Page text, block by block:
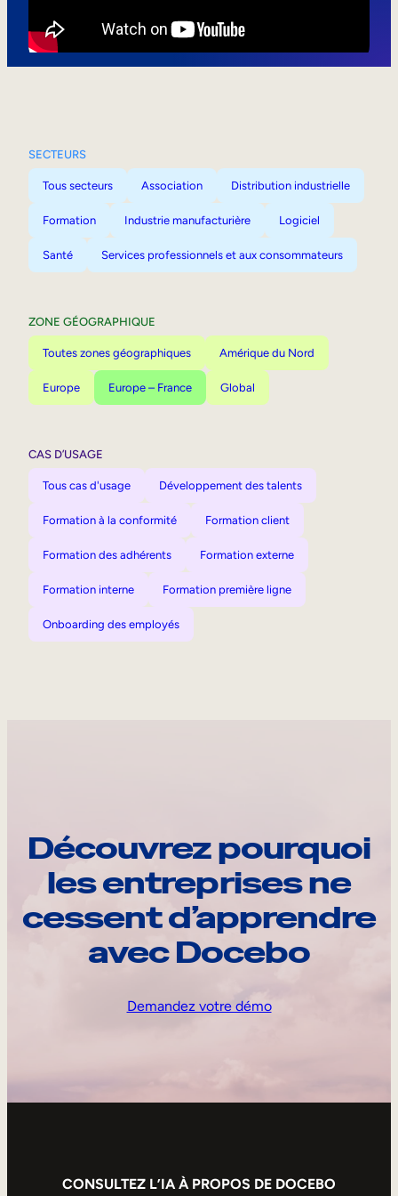
SECTEURS
Tous secteurs Association Distribution industrielle
Formation Industrie manufacturière Logiciel
Santé Services professionnels et aux consommateurs
ZONE GÉOGRAPHIQUE
Toutes zones géographiques Amérique du Nord
Europe Europe – France Global
CAS D’USAGE
Tous cas d'usage Développement des talents
Formation à la conformité Formation client
Formation des adhérents Formation externe
Formation interne Formation première ligne
Onboarding des employés
Découvrez pourquoi
les entreprises ne
cessent d’apprendre
avec Docebo
Demandez votre démo
CONSULTEZ L’IA À PROPOS DE DOCEBO